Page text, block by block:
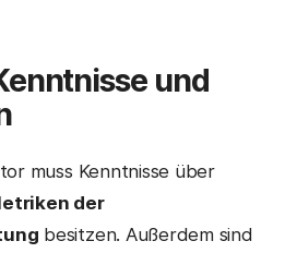
und
muss Kenntnisse über
der
besitzen. Außerdem sind